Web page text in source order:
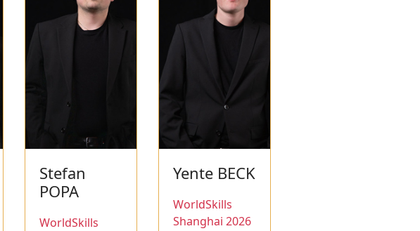
Stefan
POPA
WorldSkills
Yente BECK
WorldSkills
Shanghai 2026